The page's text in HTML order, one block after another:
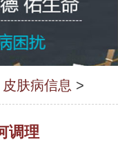
皮肤病信息 >
调理